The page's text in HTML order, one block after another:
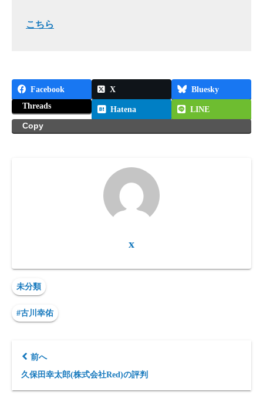
こちら
Facebook X
Bluesky
Threads
Hatena
LINE
Copy
x
未分類
#古川幸佑
前へ
久保田幸太郎(株式会社Red)の評判